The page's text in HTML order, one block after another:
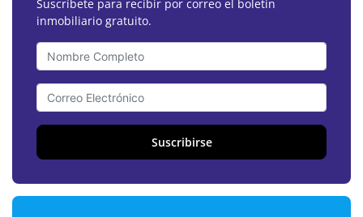
Suscríbete para recibir por correo el boletín
inmobiliario gratuito.
Suscribirse